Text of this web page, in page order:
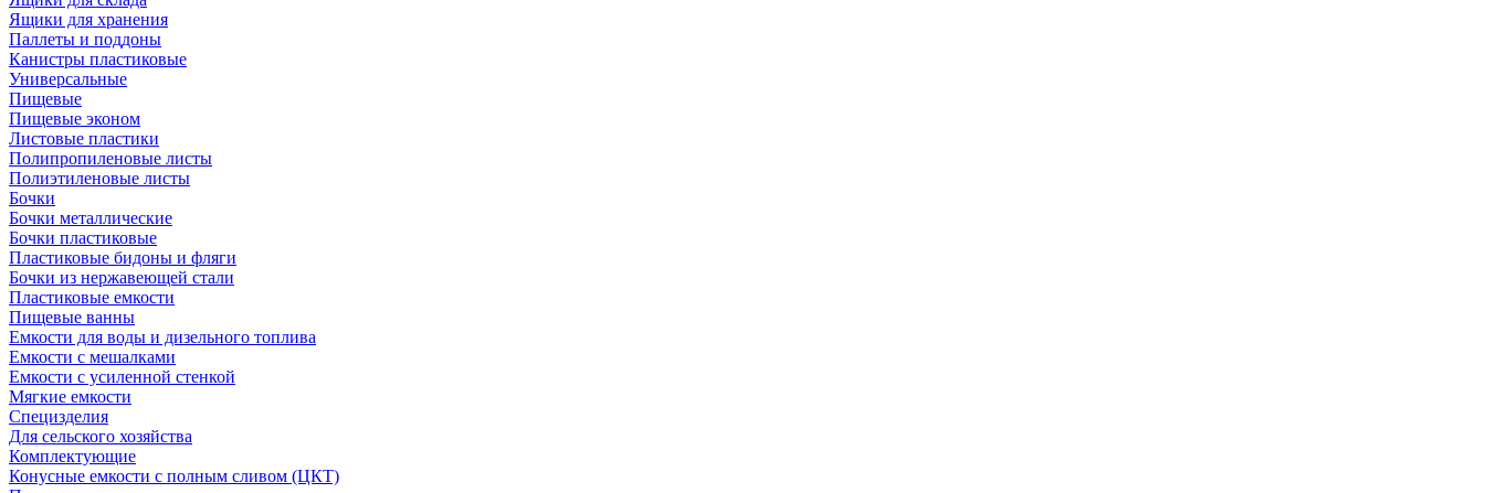
Ящики для хранения
Паллеты и поддоны
Канистры пластиковые
Универсальные
Пищевые
Пищевые эконом
Листовые пластики
Полипропиленовые листы
Полиэтиленовые листы
Бочки
Бочки металлические
Бочки пластиковые
Пластиковые бидоны и фляги
Бочки из нержавеющей стали
Пластиковые емкости
Пищевые ванны
Емкости для воды и дизельного топлива
Емкости с мешалками
Емкости с усиленной стенкой
Мягкие емкости
Специзделия
Для сельского хозяйства
Комплектующие
Конусные емкости с полным сливом (ЦКТ)